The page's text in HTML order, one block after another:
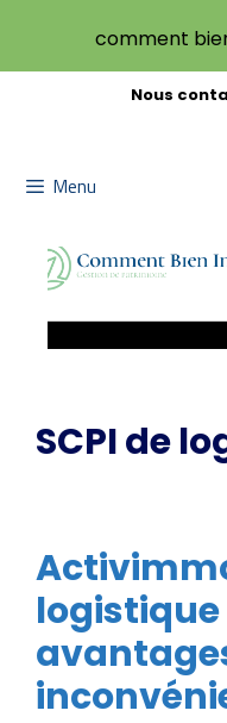
Nous
Menu
SCPI de
logistique
comment